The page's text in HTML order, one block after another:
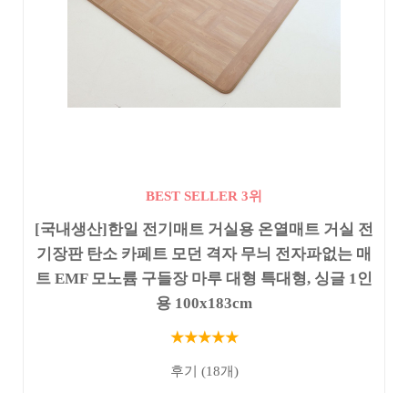
BEST SELLER 3위
[국내생산]한일 전기매트 거실용 온열매트 거실 전
기장판 탄소 카페트 모던 격자 무늬 전자파없는 매
트 EMF 모노륨 구들장 마루 대형 특대형, 싱글 1인
용 100x183cm
★★★★★
후기 (18개)